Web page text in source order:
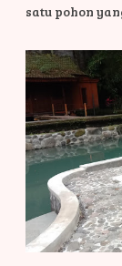
satu pohon